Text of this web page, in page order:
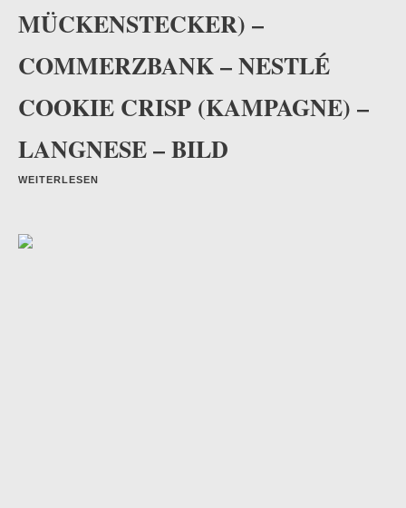
MÜCKENSTECKER) –
COMMERZBANK – NESTLÉ
COOKIE CRISP (KAMPAGNE) –
LANGNESE – BILD
WEITERLESEN